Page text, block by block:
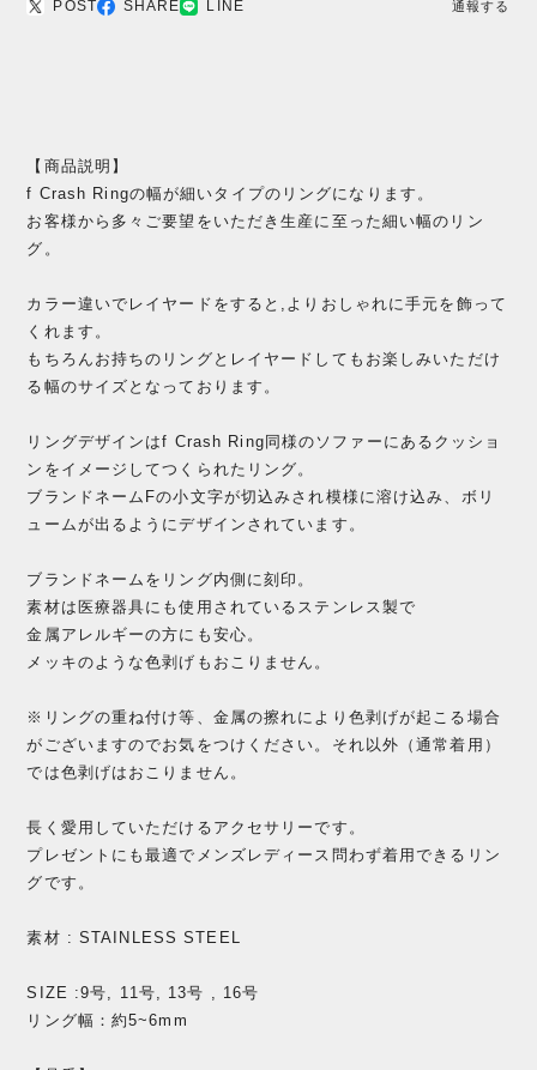
POST SHARE LINE 通報する
【商品説明】
f Crash Ringの幅が細いタイプのリングになります。
お客様から多々ご要望をいただき生産に至った細い幅のリン
グ。
カラー違いでレイヤードをすると,よりおしゃれに手元を飾って
くれます。
もちろんお持ちのリングとレイヤードしてもお楽しみいただけ
る幅のサイズとなっております。
リングデザインはf Crash Ring同様のソファーにあるクッショ
ンをイメージしてつくられたリング。
ブランドネームFの小文字が切込みされ模様に溶け込み、ボリ
ュームが出るようにデザインされています。
ブランドネームをリング内側に刻印。
素材は医療器具にも使用されているステンレス製で
金属アレルギーの方にも安心。
メッキのような色剥げもおこりません。
※リングの重ね付け等、金属の擦れにより色剥げが起こる場合
がございますのでお気をつけください。それ以外（通常着用）
では色剥げはおこりません。
長く愛用していただけるアクセサリーです。
プレゼントにも最適でメンズレディース問わず着用できるリン
グです。
素材 : STAINLESS STEEL
SIZE :9号, 11号, 13号 , 16号
リング幅：約5~6mm